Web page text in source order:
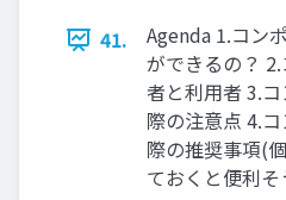
41.
Agenda 1.コン
ができるの？
者と利用者 3.
際の注意点 4.
際の推奨事項(
ておくと便利